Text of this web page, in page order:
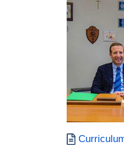
Documento